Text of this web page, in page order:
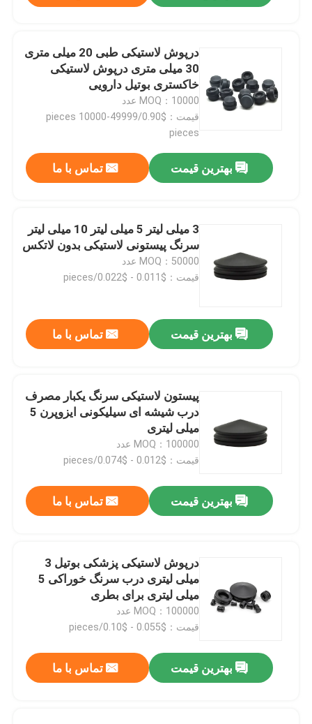
خانه
کارخانه تور
کنترل کیفیت
درخواست نقل قول
لاستیک سیلیکونی پزشکی
درپوش لاستیکی پزشکی
درپوش لاستیکی طبی 20 میلی متری
30 میلی متری درپوش لاستیکی
خاکستری بوتیل دارویی
MOQ：10000 عدد
قیمت：$0.90/pieces 10000-49999
pieces
بهترین قیمت تماس با ما
3 میلی لیتر 5 میلی لیتر 10 میلی لیتر
سرنگ پیستونی لاستیکی بدون لاتکس
MOQ：50000 عدد
قیمت：$0.011 - $0.022/pieces
بهترین قیمت تماس با ما
پیستون لاستیکی سرنگ یکبار مصرف
درب شیشه ای سیلیکونی ایزوپرن 5
میلی لیتری
MOQ：100000 عدد
قیمت：$0.012 - $0.074/pieces
بهترین قیمت تماس با ما
درپوش لاستیکی پزشکی بوتیل 3
میلی لیتری درب سرنگ خوراکی 5
میلی لیتری برای بطری
MOQ：100000 عدد
قیمت：$0.055 - $0.10/pieces
بهترین قیمت تماس با ما